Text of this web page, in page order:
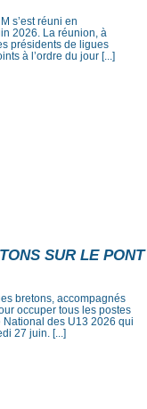
s’est réuni en
2026. La réunion, à
présidents de ligues
à l’ordre du jour [...]
SUR LE PONT
bretons, accompagnés
occuper tous les postes
des U13 2026 qui
27 juin. [...]